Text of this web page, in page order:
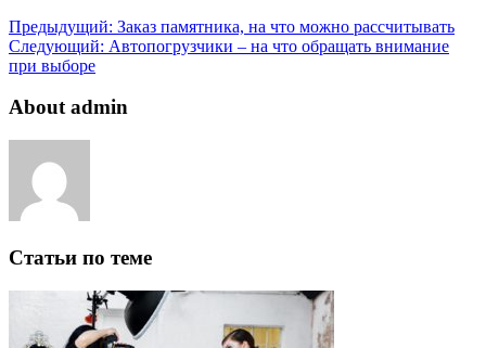
Предыдущий: Заказ памятника, на что можно рассчитывать
Следующий: Автопогрузчики – на что обращать внимание
при выборе
About admin
Статьи по теме